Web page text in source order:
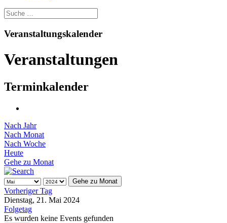
Veranstaltungskalender
Veranstaltungen
Terminkalender
Nach Jahr
Nach Monat
Nach Woche
Heute
Gehe zu Monat
Gehe zu Monat
Vorheriger Tag
Dienstag, 21. Mai 2024
Folgetag
Es wurden keine Events gefunden